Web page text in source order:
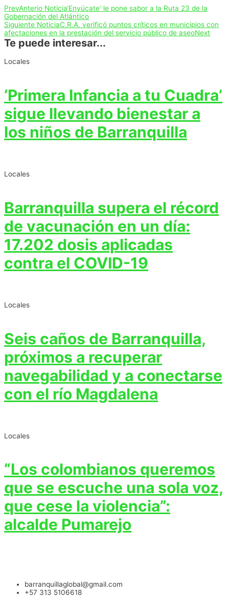
PrevAnterio Noticia‘Enyúcate’ le pone sabor a la Ruta 23 de la
Gobernación del Atlántico
Siguiente NoticiaC.R.A. verificó puntos críticos en municipios con
afectaciones en la prestación del servicio público de aseoNext
Te puede interesar...
Locales
‘Primera Infancia a tu Cuadra’
sigue llevando bienestar a
los niños de Barranquilla
Locales
Barranquilla supera el récord
de vacunación en un día:
17.202 dosis aplicadas
contra el COVID-19
Locales
Seis caños de Barranquilla,
próximos a recuperar
navegabilidad y a conectarse
con el río Magdalena
Locales
“Los colombianos queremos
que se escuche una sola voz,
que cese la violencia”:
alcalde Pumarejo
barranquillaglobal@gmail.com
+57 313 5106618